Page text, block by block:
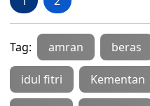
Tag: amran beras
idul fitri Kementan